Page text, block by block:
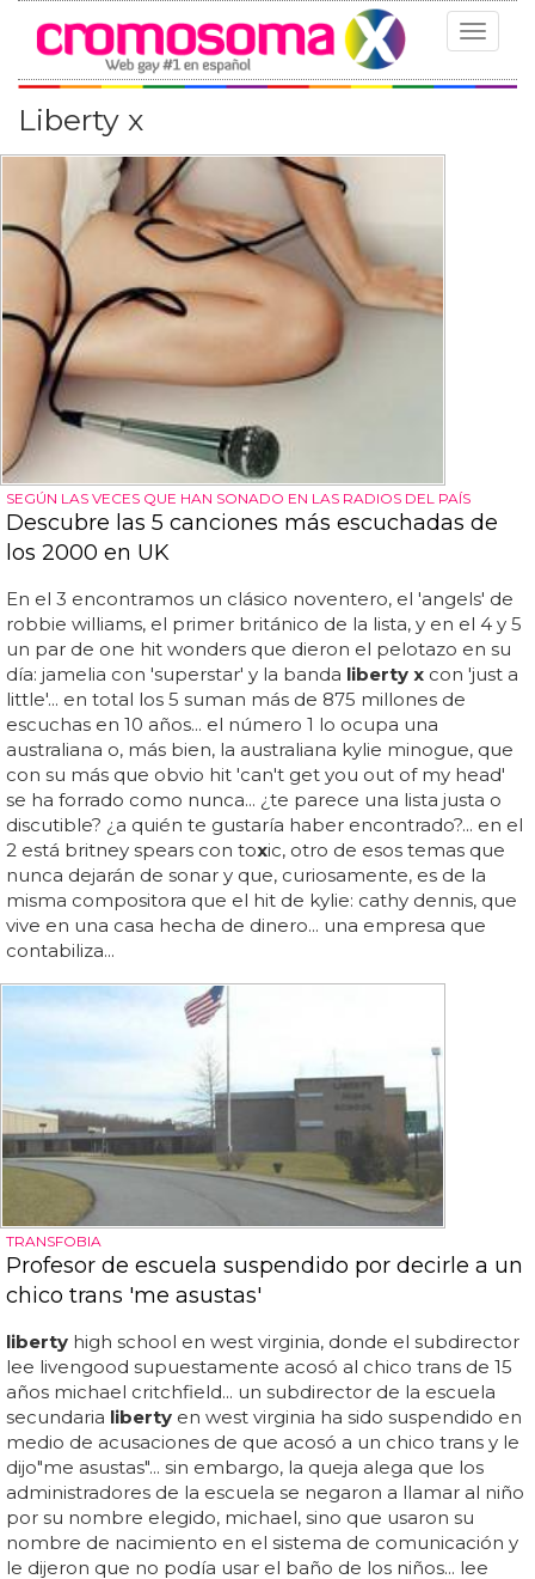
Toggle
Liberty x
SEGÚN LAS VECES QUE HAN SONADO EN LAS RADIOS DEL PAÍS
Descubre las 5 canciones más escuchadas de
los 2000 en UK
En el 3 encontramos un clásico noventero, el 'angels' de
robbie williams, el primer británico de la lista, y en el 4 y 5
un par de one hit wonders que dieron el pelotazo en su
día: jamelia con 'superstar' y la banda liberty x con 'just a
little'... en total los 5 suman más de 875 millones de
escuchas en 10 años... el número 1 lo ocupa una
australiana o, más bien, la australiana kylie minogue, que
con su más que obvio hit 'can't get you out of my head'
se ha forrado como nunca... ¿te parece una lista justa o
discutible? ¿a quién te gustaría haber encontrado?... en el
2 está britney spears con toxic, otro de esos temas que
nunca dejarán de sonar y que, curiosamente, es de la
misma compositora que el hit de kylie: cathy dennis, que
vive en una casa hecha de dinero... una empresa que
contabiliza...
TRANSFOBIA
Profesor de escuela suspendido por decirle a un
chico trans 'me asustas'
liberty high school en west virginia, donde el subdirector
lee livengood supuestamente acosó al chico trans de 15
años michael critchfield... un subdirector de la escuela
secundaria liberty en west virginia ha sido suspendido en
medio de acusaciones de que acosó a un chico trans y le
dijo"me asustas"... sin embargo, la queja alega que los
administradores de la escuela se negaron a llamar al niño
por su nombre elegido, michael, sino que usaron su
nombre de nacimiento en el sistema de comunicación y
le dijeron que no podía usar el baño de los niños... lee